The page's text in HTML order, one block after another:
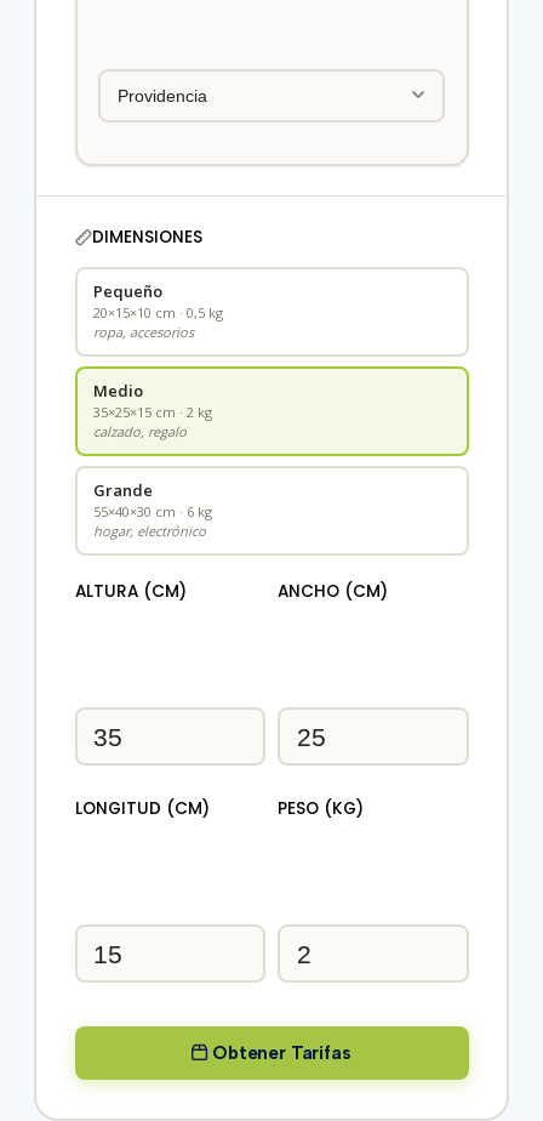
DIMENSIONES
Pequeño
20×15×10 cm · 0,5 kg
ropa, accesorios
Medio
35×25×15 cm · 2 kg
calzado, regalo
Grande
55×40×30 cm · 6 kg
hogar, electrónico
ALTURA (CM) ANCHO (CM)
LONGITUD (CM) PESO (KG)
Obtener Tarifas